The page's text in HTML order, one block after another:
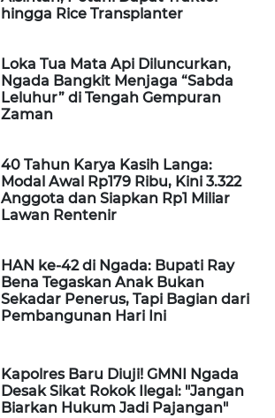
hingga Rice Transplanter
Loka Tua Mata Api Diluncurkan,
Ngada Bangkit Menjaga “Sabda
Leluhur” di Tengah Gempuran
Zaman
40 Tahun Karya Kasih Langa:
Modal Awal Rp179 Ribu, Kini 3.322
Anggota dan Siapkan Rp1 Miliar
Lawan Rentenir
HAN ke-42 di Ngada: Bupati Ray
Bena Tegaskan Anak Bukan
Sekadar Penerus, Tapi Bagian dari
Pembangunan Hari Ini
Kapolres Baru Diuji! GMNI Ngada
Desak Sikat Rokok Ilegal: "Jangan
Biarkan Hukum Jadi Pajangan"